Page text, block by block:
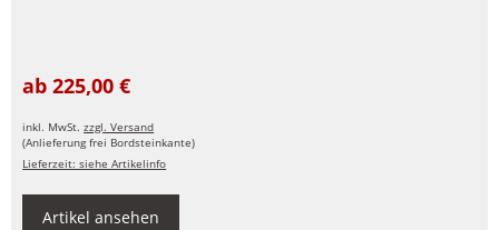
ab 225,00 €
inkl. MwSt.zzgl. Versand
(Anlieferung frei Bordsteinkante)
Lieferzeit: siehe Artikelinfo
Artikel ansehen